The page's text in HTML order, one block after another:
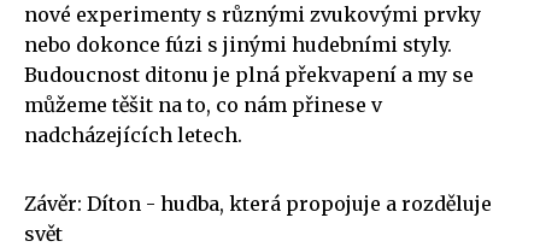
nové experimenty s různými zvukovými prvky
nebo dokonce fúzi s jinými hudebními styly.
Budoucnost ditonu je plná překvapení a my se
můžeme těšit na to, co nám přinese v
nadcházejících letech.
Závěr: Díton - hudba, která propojuje a rozděluje
svět